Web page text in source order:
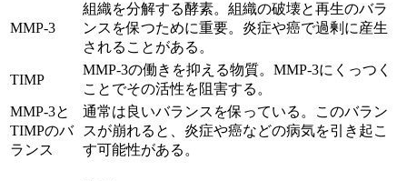
MMP-3
組織を分解する酵素。組織の破壊と再生のバラ
ンスを保つために重要。炎症や癌で過剰に産生
されることがある。
TIMP
MMP-3の働きを抑える物質。MMP-3にくっつく
ことでその活性を阻害する。
MMP-3と
TIMPのバ
ランス
通常は良いバランスを保っている。このバラン
スが崩れると、炎症や癌などの病気を引き起こ
す可能性がある。